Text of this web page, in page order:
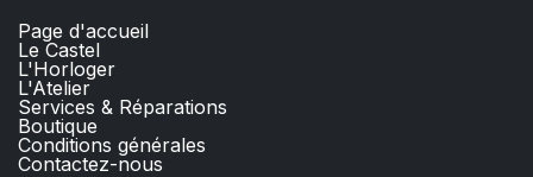
Page d'accueil
Le Castel
L'Horloger
L'Atelier
Services & Réparations
Boutique
Conditions générales
Contactez-nous​